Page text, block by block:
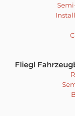
Fliegl